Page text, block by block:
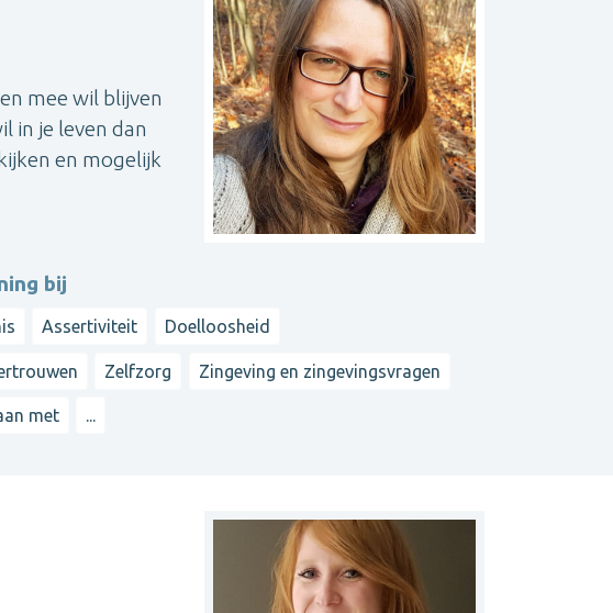
mee wil blijven
in je leven dan
en mogelijk
bij
Assertiviteit Doelloosheid
Zelfzorg Zingeving en zingevingsvragen
met ...